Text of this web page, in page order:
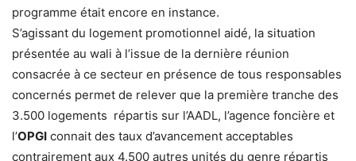
programme était encore en instance.
S’agissant du logement promotionnel aidé, la situation
présentée au wali à l’issue de la dernière réunion
consacrée à ce secteur en présence de tous responsables
concernés permet de relever que la première tranche des
3.500 logements répartis sur l’AADL, l’agence foncière et
l’OPGI connait des taux d’avancement acceptables
contrairement aux 4.500 autres unités du genre répartis